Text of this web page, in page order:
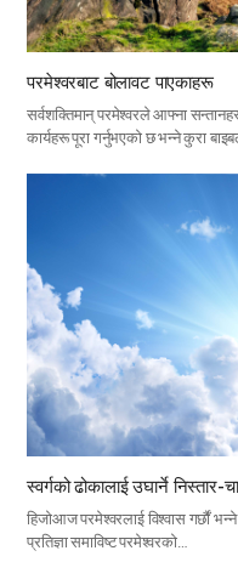
परमेश्वरबाट बोलावट पाएकाहरू
सर्वशक्तिमान् परमेश्वरले आफ्ना
कार्यहरू पूरा गर्नुभएको छ भन्ने कुरा
स्वर्गको ढोकालाई उघार्ने निस्तार-
हिजोआज परमेश्वरलाई विश्वास गर्छौं
प्रतिज्ञा समाविष्ट परमेश्वरको…